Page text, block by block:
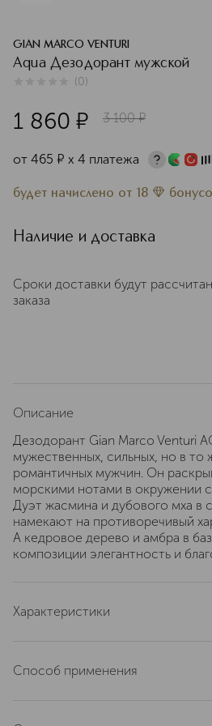
GIAN MARCO VENTURI
Aqua Дезодорант мужской
(0)
1 860 ¤ 3 100 ¤
от 465 ¤ х 4 платежа
будет начислено от 18
Наличие и доставка
Сроки доставки будут
заказа
Описание
Дезодорант Gian Marco Venturi
мужественных, сильных, но в то
романтичных мужчин. Он
морскими нотами в окружении
Дуэт жасмина и дубового мха в
намекают на противоречивый
А кедровое дерево и амбра в
композиции элегантность и
Характеристики
область применения
Способ применения